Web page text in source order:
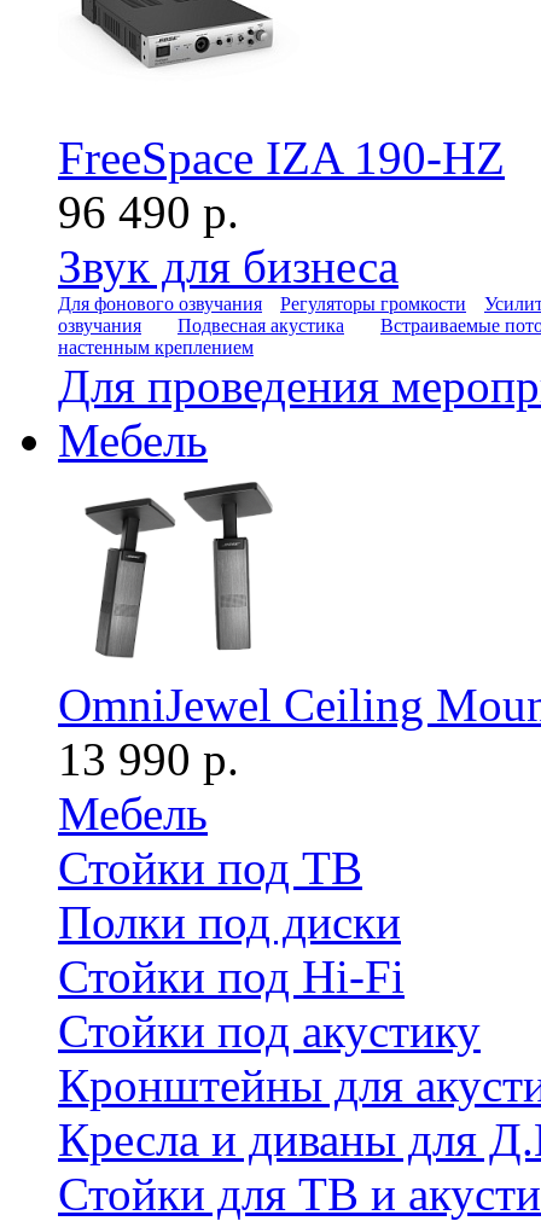
FreeSpace IZA 190-HZ
96 490 р.
Звук для бизнеса
Для фонового озвучания Регуляторы громкости
озвучания
Подвесная акустика
Встраиваемые
настенным креплением
Для проведения
Мебель
OmniJewel Ceiling
13 990 р.
Мебель
Стойки под ТВ
Полки под диски
Стойки под Hi-Fi
Стойки под акустику
Кронштейны для
Кресла и диваны для
Стойки для ТВ и